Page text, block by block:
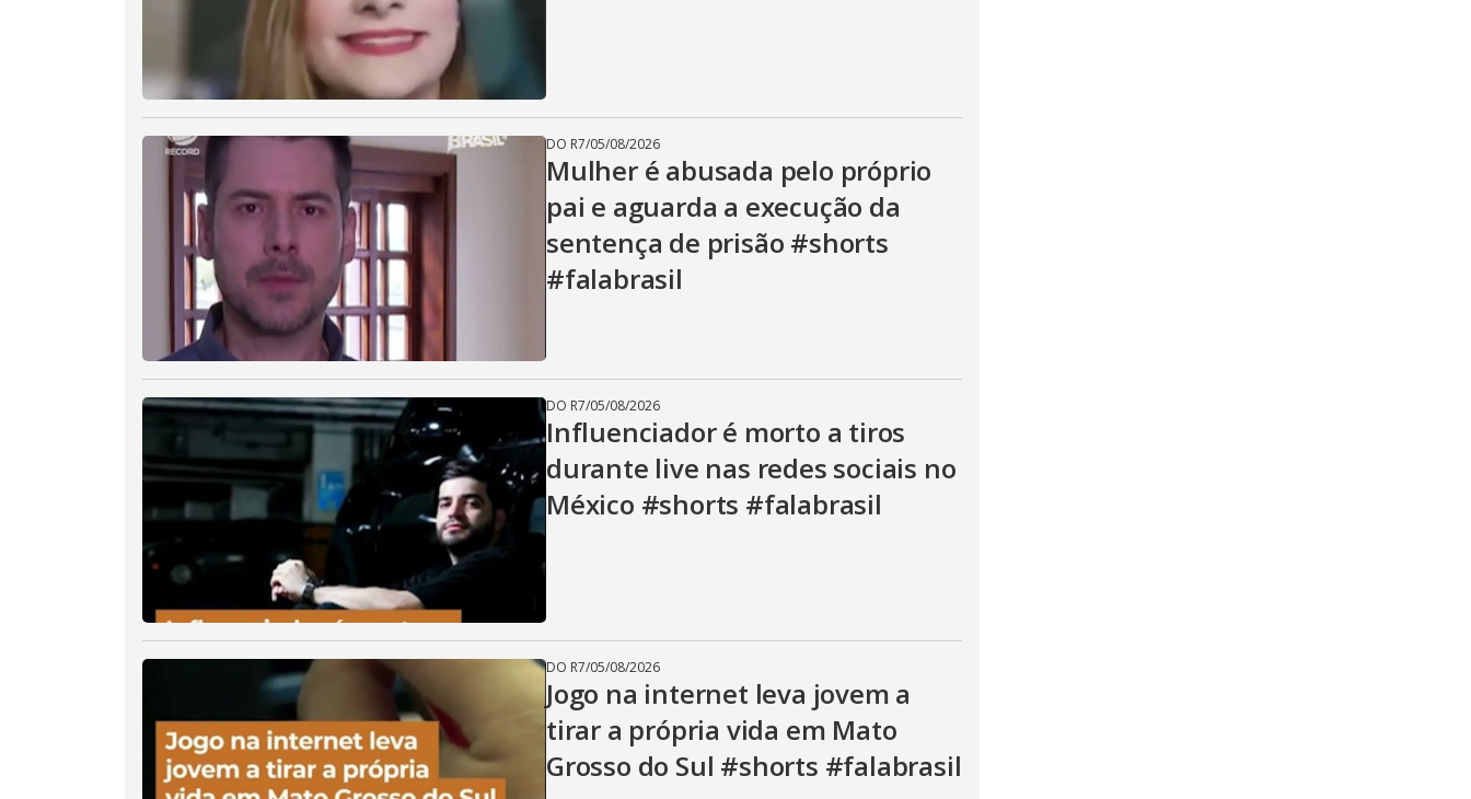
DO R7/05/08/2026
Mulher é abusada pelo próprio
pai e aguarda a execução da
sentença de prisão #shorts
#falabrasil
DO R7/05/08/2026
Influenciador é morto a tiros
durante live nas redes sociais no
México #shorts #falabrasil
DO R7/05/08/2026
Jogo na internet leva jovem a
tirar a própria vida em Mato
Grosso do Sul #shorts #falabrasil